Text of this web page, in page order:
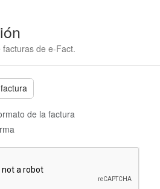
facturas de e-Fact.
de la factura